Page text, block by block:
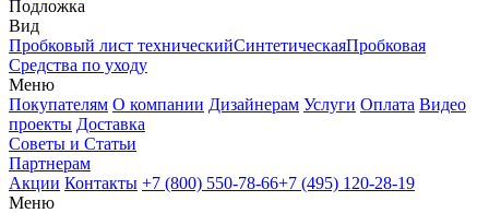
Подложка
Вид
Пробковый лист техническийСинтетическаяПробковая
Средства по уходу
Меню
Покупателям О компании Дизайнерам Услуги Оплата Видео
проекты Доставка
Советы и Статьи
Партнерам
Акции Контакты +7 (800) 550-78-66+7 (495) 120-28-19
Меню